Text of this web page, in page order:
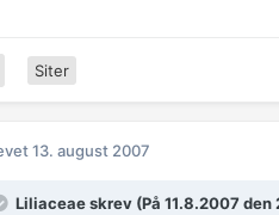
Siter
13. august 2007
Liliaceae skrev (På 11.8.2007 den